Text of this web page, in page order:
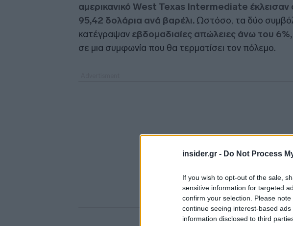
insider.gr - Do Not Process
If you wish to opt-out of the sale,
sensitive information for targeted
confirm your selection. Please
continue seeing interest-based
information disclosed to third
αμερικανικό West Texas Intermediate
95,42 δολάρια ανά βαρέλι. Ωστόσο, τα δύο
κατέγραψαν εβδομαδιαίες απώλειες άνω του 6%,
σε μια συμφωνία που θα τερματίσει τον πόλεμο.